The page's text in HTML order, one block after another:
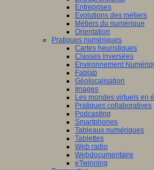
Entreprises
Evolutions des métiers
Métiers du numérique
Orientation
Pratiques numériques
Cartes heuristiques
Classes inversées
Environnement
Fablab
Géolocalisation
Images
Les mondes virtuels en
Pratiques collaboratives
Podcasting
Smartphones
Tableaux numériques
Tablettes
Web radio
Webdocumentaire
eTwinning